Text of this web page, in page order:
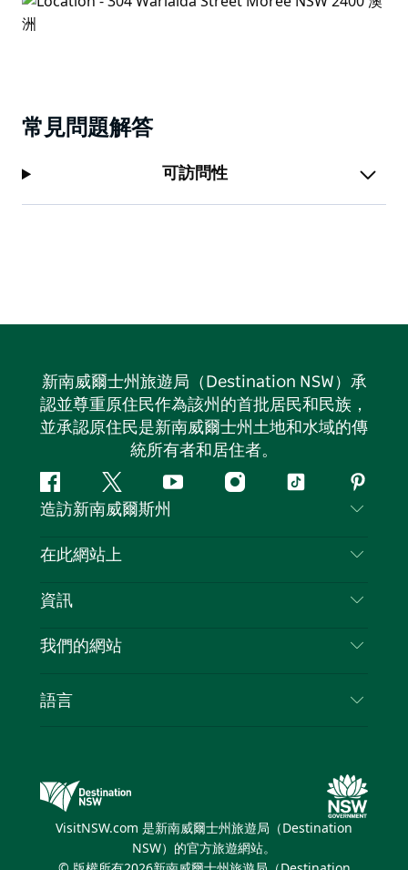
常見問題解答
可訪問性
新南威爾士州旅遊局（Destination NSW）承
認並尊重原住民作為該州的首批居民和民族，
並承認原住民是新南威爾士州土地和水域的傳
統所有者和居住者。
Facebook嘰
嘰
喳
Youtube Instagram
抖
造訪新南威爾斯州
聯絡我們
隱私
Cookie 通知
在此網站上
目的地
新南威爾斯州公路旅行
活動
資訊
旅行資訊
新南威爾斯的商業
我們的網站
新南威爾士州旅遊局（Destination NSW）媒體中
繽紛悉尼燈光音樂節
語言
VisitNSW.com 是新南威爾士州旅遊局（Destination
NSW）的官方旅遊網站。